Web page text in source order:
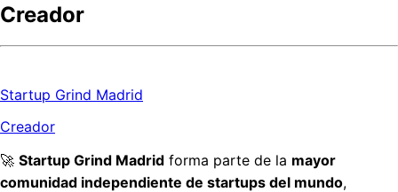
Creador
Startup Grind Madrid
Creador
🚀 Startup Grind Madrid forma parte de la mayor
comunidad independiente de startups del mundo,